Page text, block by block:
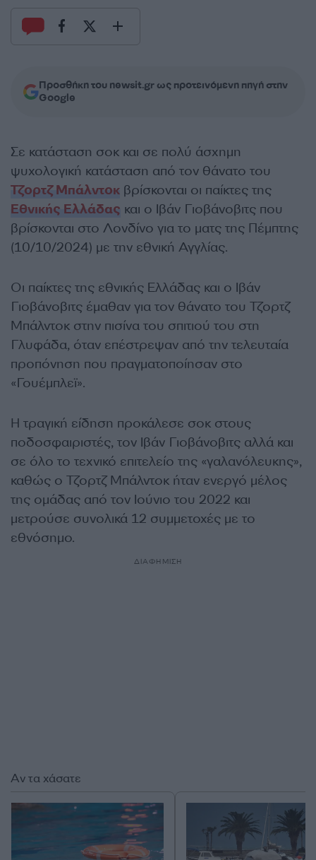
Προσθήκη του newsit.gr ως προτεινόμενη πηγή στην
Google
Σε κατάσταση σοκ και σε πολύ άσχημη
ψυχολογική κατάσταση από τον θάνατο του
Τζορτζ Μπάλντοκ βρίσκονται οι παίκτες της
Εθνικής Ελλάδας και ο Ιβάν Γιοβάνοβιτς που
βρίσκονται στο Λονδίνο για το ματς της Πέμπτης
(10/10/2024) με την εθνική Αγγλίας.
Οι παίκτες της εθνικής Ελλάδας και ο Ιβάν
Γιοβάνοβιτς έμαθαν για τον θάνατο του Τζορτζ
Μπάλντοκ στην πισίνα του σπιτιού του στη
Γλυφάδα, όταν επέστρεψαν από την τελευταία
προπόνηση που πραγματοποίησαν στο
«Γουέμπλεϊ».
Η τραγική είδηση προκάλεσε σοκ στους
ποδοσφαιριστές, τον Ιβάν Γιοβάνοβιτς αλλά και
σε όλο το τεχνικό επιτελείο της «γαλανόλευκης»,
καθώς ο Τζορτζ Μπάλντοκ ήταν ενεργό μέλος
της ομάδας από τον Ιούνιο του 2022 και
μετρούσε συνολικά 12 συμμετοχές με το
εθνόσημο.
ΔΙΑΦΗΜΙΣΗ
Αν τα χάσατε